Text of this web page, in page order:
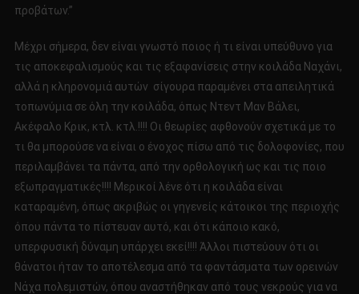
προβάτων.”
Μέχρι σήμερα, δεν είναι γνωστό ποιος ή τι είναι υπεύθυνο για
τις αποκεφαλισμούς και τις εξαφανίσεις στην κοιλάδα Ναχάνι,
αλλά η κληρονομιά αυτών σίγουρα παραμένει στα απειλητικά
τοπωνύμια σε όλη την κοιλάδα, όπως Ντεντ Μαν Βάλει,
Ακέφαλο Κρικ, κτλ. κτλ.!!!! Οι θεωρίες αφθονούν σχετικά με το
τι θα μπορούσε να είναι ο ένοχος πίσω από τις δολοφονίες, που
περιλαμβάνει τα πάντα, από την ορθολογική ως και τις ποιο
εξωπραγματικές!!!! Μερικοί λένε ότι η κοιλάδα είναι
καταραμένη, όπως ακριβώς οι γηγενείς κάτοικοι της περιοχής
όπου πάντα το πίστευαν αυτό, και ότι κάποιο κακό,
υπερφυσική δύναμη υπάρχει εκεί!!!! Άλλοι πιστεύουν ότι οι
θάνατοι ήταν το αποτέλεσμα από τα φαντάσματα των ορεινών
Νάχα πολεμιστών, όπου αναστήθηκαν από τους νεκρούς για να